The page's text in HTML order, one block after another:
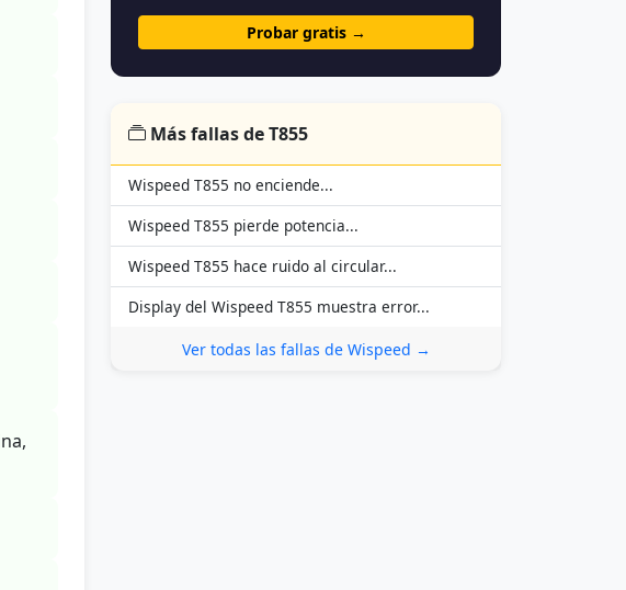
Probar gratis →
Más fallas de T855
Wispeed T855 no enciende...
Wispeed T855 pierde potencia...
Wispeed T855 hace ruido al circular...
Display del Wispeed T855 muestra error...
Ver todas las fallas de Wispeed →